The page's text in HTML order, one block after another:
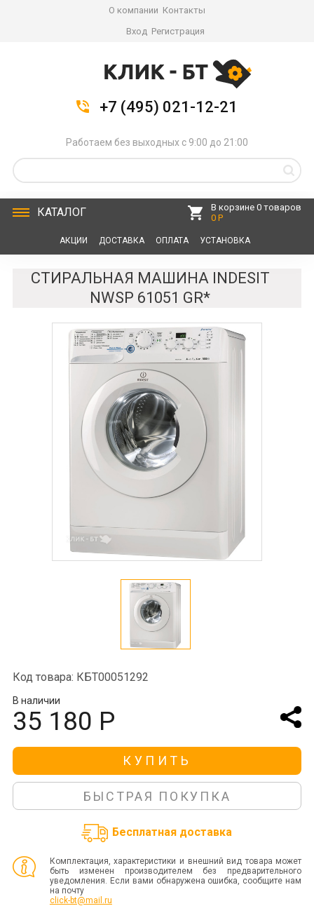
О компании Контакты
Вход Регистрация
+7 (495) 021-12-21
Работаем без выходных с 9:00 до 21:00
КАТАЛОГ
В корзине 0 товаров
0 Р
АКЦИИ ДОСТАВКА ОПЛАТА УСТАНОВКА
СТИРАЛЬНАЯ МАШИНА INDESIT
NWSP 61051 GR*
Код товара: КБТ00051292
В наличии
35 180 Р
КУПИТЬ
БЫСТРАЯ ПОКУПКА
Бесплатная доставка
Комплектация, характеристики и внешний вид товара может
быть изменен производителем без предварительного
уведомления. Если вами обнаружена ошибка, сообщите нам
на почту
click-bt@mail.ru